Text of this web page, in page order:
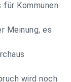
Kommunen
Meinung, es
wird noch